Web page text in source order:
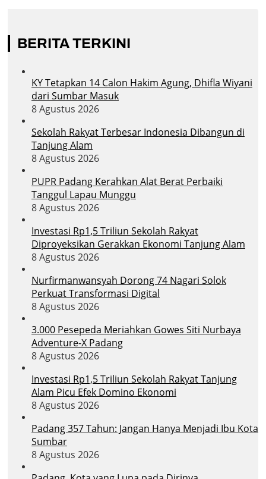
BERITA TERKINI
KY Tetapkan 14 Calon Hakim Agung, Dhifla Wiyani
dari Sumbar Masuk
8 Agustus 2026
Sekolah Rakyat Terbesar Indonesia Dibangun di
Tanjung Alam
8 Agustus 2026
PUPR Padang Kerahkan Alat Berat Perbaiki
Tanggul Lapau Munggu
8 Agustus 2026
Investasi Rp1,5 Triliun Sekolah Rakyat
Diproyeksikan Gerakkan Ekonomi Tanjung Alam
8 Agustus 2026
Nurfirmanwansyah Dorong 74 Nagari Solok
Perkuat Transformasi Digital
8 Agustus 2026
3.000 Pesepeda Meriahkan Gowes Siti Nurbaya
Adventure-X Padang
8 Agustus 2026
Investasi Rp1,5 Triliun Sekolah Rakyat Tanjung
Alam Picu Efek Domino Ekonomi
8 Agustus 2026
Padang 357 Tahun: Jangan Hanya Menjadi Ibu Kota
Sumbar
8 Agustus 2026